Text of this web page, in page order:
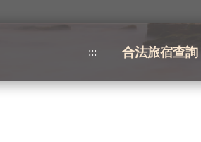
::: 合法旅宿查詢